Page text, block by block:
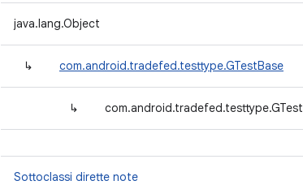
java.lang.Object
↳ com.android.tradefed.testtype.GTestBase
↳ com.android.tradefed.testtype.GTest
Sottoclassi dirette note